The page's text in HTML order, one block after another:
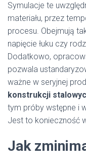
Symulacje te
materiału, przez
procesu. Obejmują
napięcie łuku czy
Dodatkowo,
pozwala
ważne w seryjnej
konstrukcji
tym próby wstępne i
Jest to konieczność
Jak